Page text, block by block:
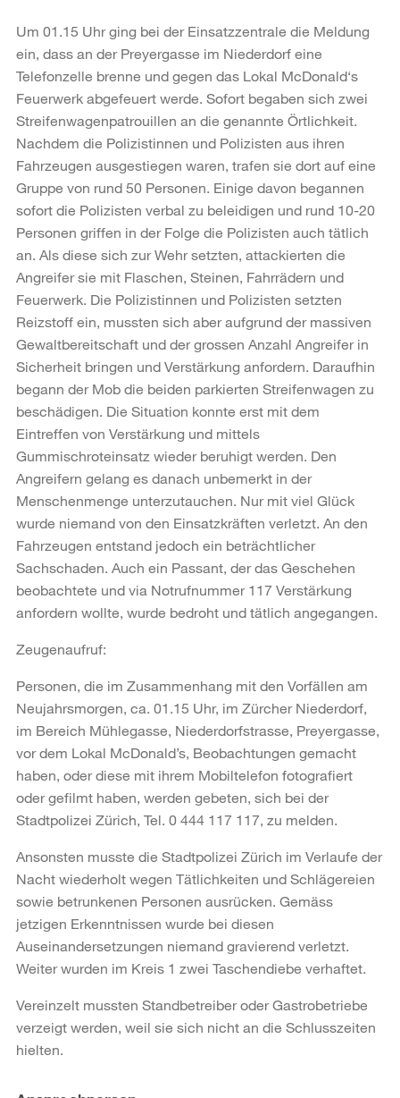
Um 01.15 Uhr ging bei der Einsatzzentrale die Meldung
ein, dass an der Preyergasse im Niederdorf eine
Telefonzelle brenne und gegen das Lokal McDonald‘s
Feuerwerk abgefeuert werde. Sofort begaben sich zwei
Streifenwagenpatrouillen an die genannte Örtlichkeit.
Nachdem die Polizistinnen und Polizisten aus ihren
Fahrzeugen ausgestiegen waren, trafen sie dort auf eine
Gruppe von rund 50 Personen. Einige davon begannen
sofort die Polizisten verbal zu beleidigen und rund 10-20
Personen griffen in der Folge die Polizisten auch tätlich
an. Als diese sich zur Wehr setzten, attackierten die
Angreifer sie mit Flaschen, Steinen, Fahrrädern und
Feuerwerk. Die Polizistinnen und Polizisten setzten
Reizstoff ein, mussten sich aber aufgrund der massiven
Gewaltbereitschaft und der grossen Anzahl Angreifer in
Sicherheit bringen und Verstärkung anfordern. Daraufhin
begann der Mob die beiden parkierten Streifenwagen zu
beschädigen. Die Situation konnte erst mit dem
Eintreffen von Verstärkung und mittels
Gummischroteinsatz wieder beruhigt werden. Den
Angreifern gelang es danach unbemerkt in der
Menschenmenge unterzutauchen. Nur mit viel Glück
wurde niemand von den Einsatzkräften verletzt. An den
Fahrzeugen entstand jedoch ein beträchtlicher
Sachschaden. Auch ein Passant, der das Geschehen
beobachtete und via Notrufnummer 117 Verstärkung
anfordern wollte, wurde bedroht und tätlich angegangen.
Zeugenaufruf:
Personen, die im Zusammenhang mit den Vorfällen am
Neujahrsmorgen, ca. 01.15 Uhr, im Zürcher Niederdorf,
im Bereich Mühlegasse, Niederdorfstrasse, Preyergasse,
vor dem Lokal McDonald’s, Beobachtungen gemacht
haben, oder diese mit ihrem Mobiltelefon fotografiert
oder gefilmt haben, werden gebeten, sich bei der
Stadtpolizei Zürich, Tel. 0 444 117 117, zu melden.
Ansonsten musste die Stadtpolizei Zürich im Verlaufe der
Nacht wiederholt wegen Tätlichkeiten und Schlägereien
sowie betrunkenen Personen ausrücken. Gemäss
jetzigen Erkenntnissen wurde bei diesen
Auseinandersetzungen niemand gravierend verletzt.
Weiter wurden im Kreis 1 zwei Taschendiebe verhaftet.
Vereinzelt mussten Standbetreiber oder Gastrobetriebe
verzeigt werden, weil sie sich nicht an die Schlusszeiten
hielten.